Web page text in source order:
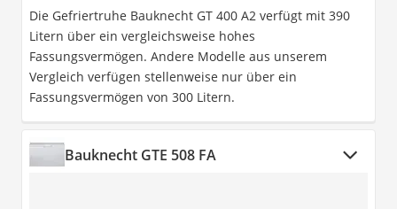
Die Gefriertruhe Bauknecht GT 400 A2 verfügt mit 390
Litern über ein vergleichsweise hohes
Fassungsvermögen. Andere Modelle aus unserem
Vergleich verfügen stellenweise nur über ein
Fassungsvermögen von 300 Litern.
Bauknecht GTE 508 FA